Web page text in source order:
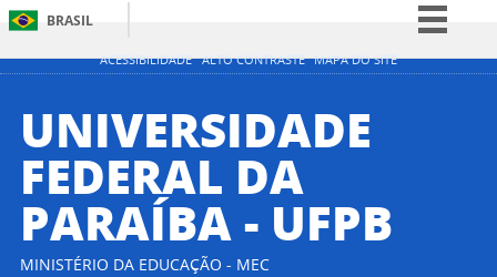
ACESSIBILIDADE ALTO CONTRASTE MAPA DO SITE
BRASIL
Simplifique!
Participe
Acesso à informação
Canais
UNIVERSIDADE
FEDERAL DA
PARAÍBA - UFPB
MINISTÉRIO DA EDUCAÇÃO - MEC